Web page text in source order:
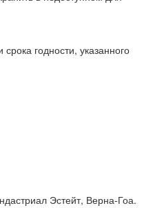
годности, указанного
Эстейт, Верна-Гоа.